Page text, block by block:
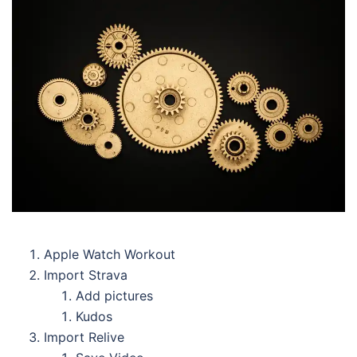
Apple Watch Workout
Import Strava
Add pictures
Kudos
Import Relive